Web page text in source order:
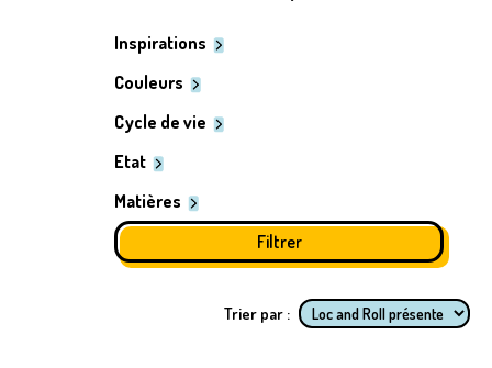
Inspirations
Couleurs
Cycle de vie
Etat
Matières
Trier par :